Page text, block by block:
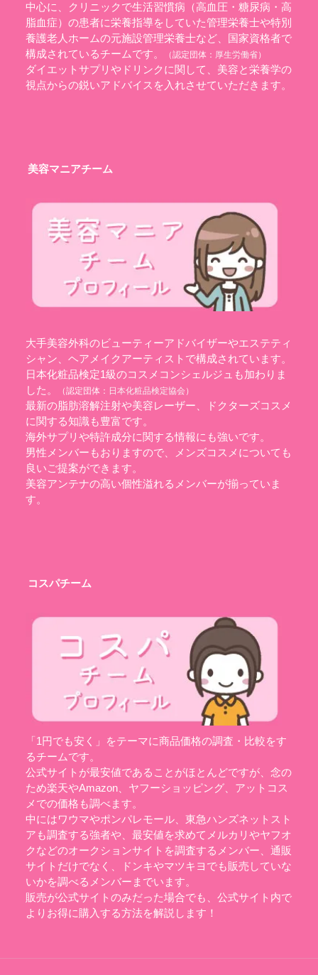
中心に、クリニックで生活習慣病（高血圧・糖尿病・高
脂血症）の患者に栄養指導をしていた管理栄養士や特別
養護老人ホームの元施設管理栄養士など、国家資格者で
構成されているチームです。
（認定団体： 厚生労働省）
ダイエットサプリやドリンクに関して、美容と栄養学の
視点からの鋭いアドバイスを入れさせていただきます。
美容マニアチーム
大手美容外科のビューティーアドバイザーやエステティ
シャン、ヘアメイクアーティストで構成されています。
日本化粧品検定1級のコスメコンシェルジュも加わりま
した。
（認定団体： 日本化粧品検定協会）
最新の脂肪溶解注射や美容レーザー、ドクターズコスメ
に関する知識も豊富です。
海外サプリや特許成分に関する情報にも強いです。
男性メンバーもおりますので、メンズコスメについても
良いご提案ができます。
美容アンテナの高い個性溢れるメンバーが揃っていま
す。
コスパチーム
「1円でも安く」をテーマに商品価格の調査・比較をす
るチームです。
公式サイトが最安値であることがほとんどですが、念の
ため楽天やAmazon、ヤフーショッピング、アットコス
メでの価格も調べます。
中にはワウマやポンパレモール、東急ハンズネットスト
アも調査する強者や、最安値を求めてメルカリやヤフオ
クなどのオークションサイトを調査するメンバー、通販
サイトだけでなく、ドンキやマツキヨでも販売していな
いかを調べるメンバーまでいます。
販売が公式サイトのみだった場合でも、公式サイト内で
よりお得に購入する方法を解説します！